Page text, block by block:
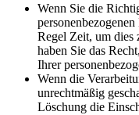
Wenn Sie die
Regel Zeit, um dies
haben Sie das
Ihrer
Wenn die
unrechtmäßig
Löschung die